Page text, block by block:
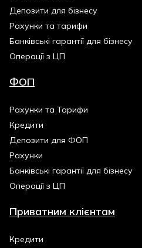
Депозити для бізнесу
Рахунки та тарифи
Банківські гарантії для бізнесу
Операції з ЦП
ФОП
Рахунки та Тарифи
Кредити
Депозити для ФОП
Рахунки
Банківські гарантії для бізнесу
Операції з ЦП
Приватним клієнтам
Кредити